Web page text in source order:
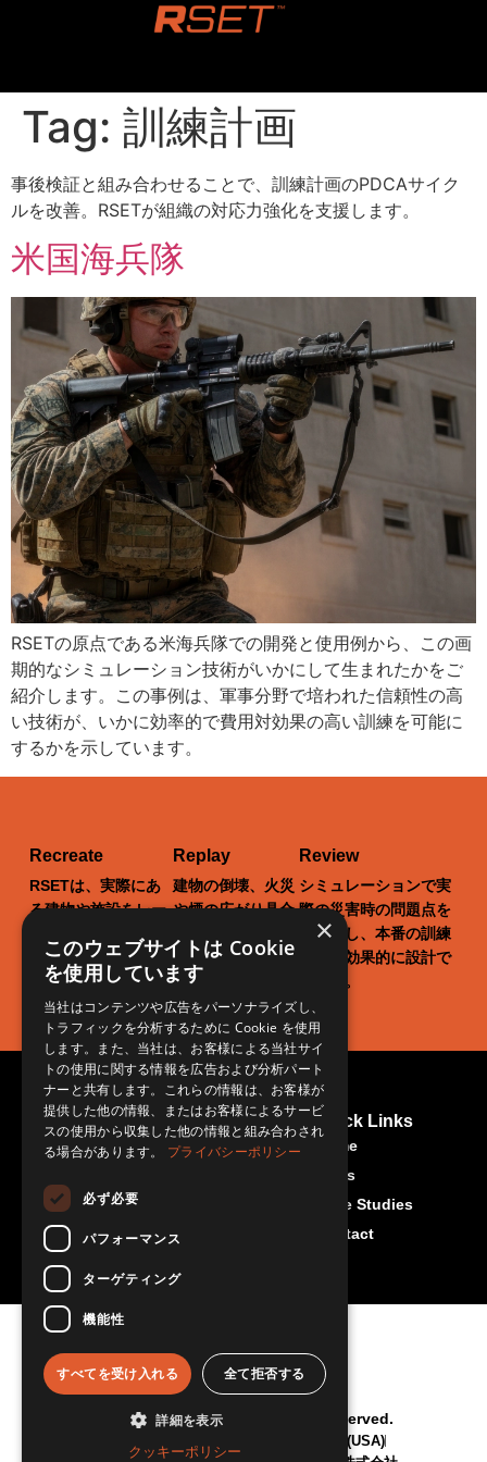
Tag: 訓練計画
事後検証と組み合わせることで、訓練計画のPDCAサイク
ルを改善。RSETが組織の対応力強化を支援します。
米国海兵隊
RSETの原点である米海兵隊での開発と使用例から、この画
期的なシミュレーション技術がいかにして生まれたかをご
紹介します。この事例は、軍事分野で培われた信頼性の高
い技術が、いかに効率的で費用対効果の高い訓練を可能に
するかを示しています。
Recreate
RSETは、実際にあ
る建物や施設をレー
ーチャル世界に再現
します。
Replay
建物の倒壊、火災
や煙の広がり具合
リアルに再現でき
ます。
Review
シミュレーションで実
際の災害時の問題点を
洗い出し、本番の訓練
をより効果的に設計で
きます。
© RSET Japan 2026 All Rights Reserved.
"RSET" is a trademark of RSET inc. (USA)
More About Us
Rset-Japan.com
Quick Links
Home
News
Case Studies
Contact
Contact Us
info@rset-
×
このウェブサイトは Cookie
を使用しています
当社はコンテンツや広告をパーソナライズし、
トラフィックを分析するために Cookie を使用
します。また、当社は、お客様による当社サイ
トの使用に関する情報を広告および分析パート
ナーと共有します。これらの情報は、お客様が
提供した他の情報、またはお客様によるサービ
スの使用から収集した他の情報と組み合わされ
る場合があります。 プライバシーポリシー
必ず必要
パフォーマンス
ターゲティング
機能性
すべてを受け入れる 全て拒否する
詳細を表示
クッキーポリシー